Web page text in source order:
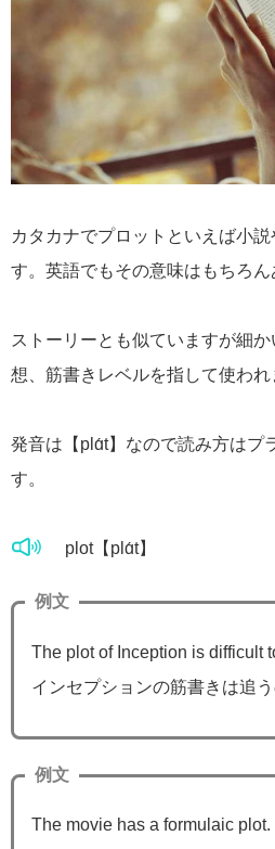
カタカナでプロットといえば小
す。英語でもその意味はもちろん
ストーリーとも似ていますが細
想、筋書きレベルを指して使われ
発音は【plɑ́t】なので読み方はプ
す。
plot【plɑ́t】
例文
The plot of Inception is difficult
インセプションの筋書きは追う
例文
The movie has a formulaic plot.